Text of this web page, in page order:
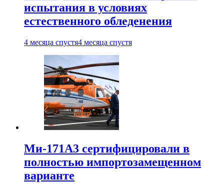
испытания в условиях
естественного обледенения
4 месяца спустя4 месяца спустя
Ми-171А3 сертифицировали в
полностью импортозамещенном
варианте